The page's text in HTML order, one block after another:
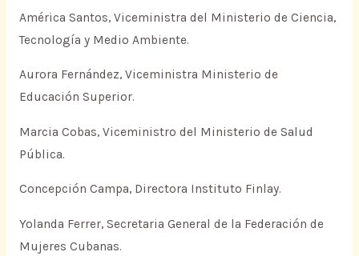
América Santos, Viceministra del Ministerio de Ciencia,
Tecnología y Medio Ambiente.
Aurora Fernández, Viceministra Ministerio de
Educación Superior.
Marcia Cobas, Viceministro del Ministerio de Salud
Pública.
Concepción Campa, Directora Instituto Finlay.
Yolanda Ferrer, Secretaria General de la Federación de
Mujeres Cubanas.